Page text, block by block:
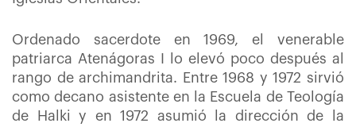
Ordenado sacerdote en 1969, el venerable
patriarca Atenágoras I lo elevó poco después al
rango de archimandrita. Entre 1968 y 1972 sirvió
como decano asistente en la Escuela de Teología
de Halki y en 1972 asumió la dirección de la